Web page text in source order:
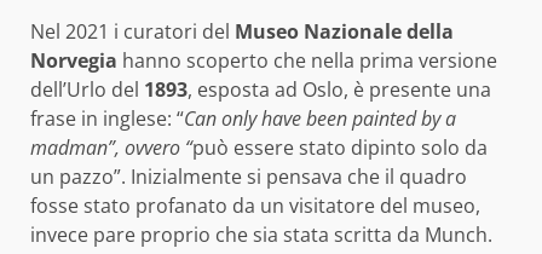
Nel 2021 i curatori del Museo Nazionale della
Norvegia hanno scoperto che nella prima versione
dell’Urlo del 1893, esposta ad Oslo, è presente una
frase in inglese: “Can only have been painted by a
madman”, ovvero “può essere stato dipinto solo da
un pazzo”. Inizialmente si pensava che il quadro
fosse stato profanato da un visitatore del museo,
invece pare proprio che sia stata scritta da Munch.